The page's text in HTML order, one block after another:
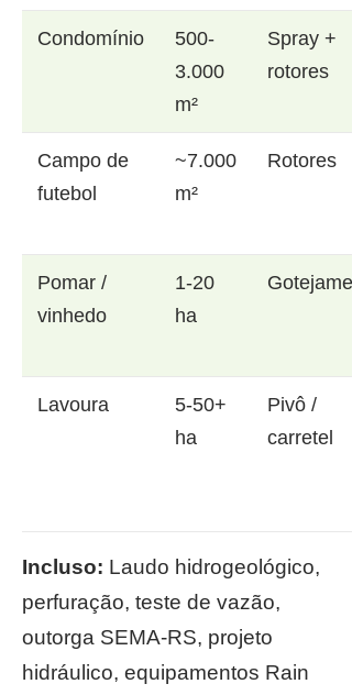
Condomínio
500-
3.000
m²
Spray +
rotores
Campo de
futebol
~7.000
m²
Rotores
Pomar /
vinhedo
1-20
ha
Lavoura
5-50+
ha
Pivô /
carretel
Incluso: Laudo hidrogeológico,
perfuração, teste de vazão,
outorga SEMA-RS, projeto
hidráulico, equipamentos Rain